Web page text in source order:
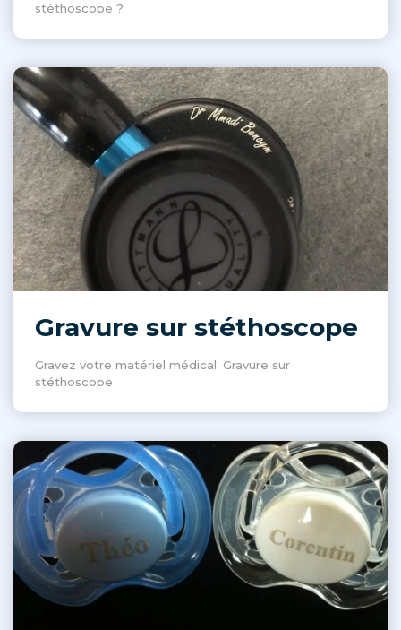
stéthoscope ?
Gravure sur stéthoscope
Gravez votre matériel médical. Gravure sur
stéthoscope